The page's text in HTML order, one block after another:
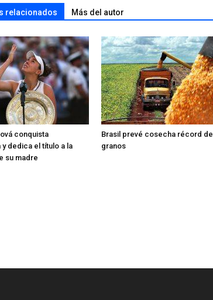
relacionados Más del autor
conquista
y dedica el título a la
su madre
Brasil prevé cosecha récord de
granos